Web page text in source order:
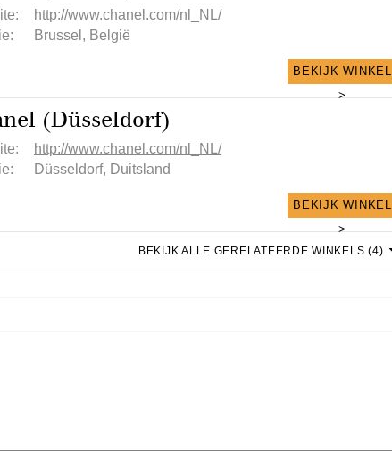
http://www.chanel.com/nl_NL/
Brussel, België
BEKIJK WINKEL
>
(Düsseldorf)
http://www.chanel.com/nl_NL/
Düsseldorf, Duitsland
BEKIJK WINKEL
>
BEKIJK ALLE GERELATEERDE WINKELS (4)